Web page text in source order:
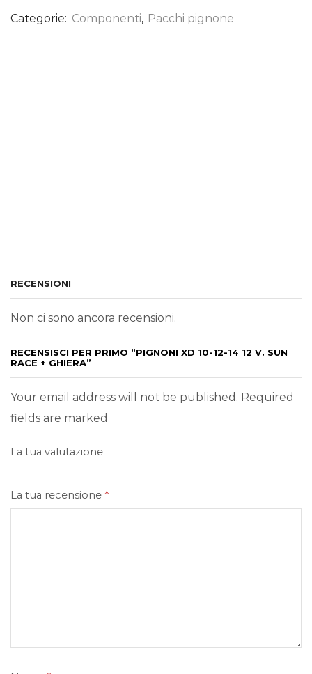
Categorie: Componenti, Pacchi pignone
RECENSIONI
Non ci sono ancora recensioni.
RECENSISCI PER PRIMO “PIGNONI XD 10-12-14 12 V. SUN
RACE + GHIERA”
Your email address will not be published. Required
fields are marked
La tua valutazione
La tua recensione *